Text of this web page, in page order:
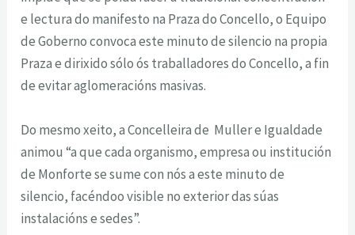
e lectura do manifesto na Praza do Concello, o Equipo
de Goberno convoca este minuto de silencio na propia
Praza e dirixido sólo ós traballadores do Concello, a fin
de evitar aglomeracións masivas.
Do mesmo xeito, a Concelleira de Muller e Igualdade
animou “a que cada organismo, empresa ou institución
de Monforte se sume con nós a este minuto de
silencio, facéndoo visible no exterior das súas
instalacións e sedes”.